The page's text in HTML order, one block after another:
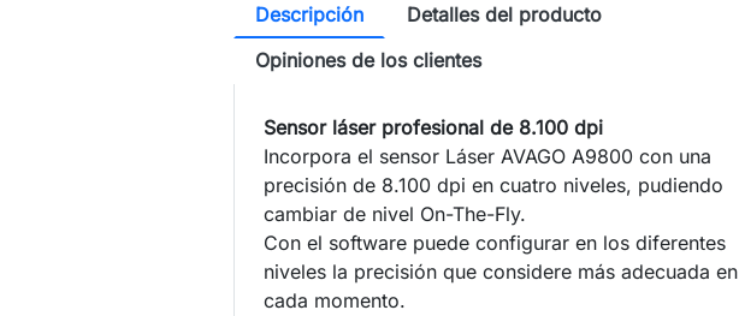
Descripción
Detalles del producto
Opiniones de los clientes
Sensor láser profesional de 8.100 dpi
Incorpora el sensor Láser AVAGO A9800 con una
precisión de 8.100 dpi en cuatro niveles, pudiendo
cambiar de nivel On-The-Fly.
Con el software puede configurar en los diferentes
niveles la precisión que considere más adecuada en
cada momento.